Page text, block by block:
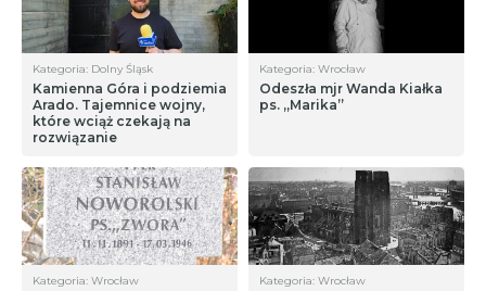
Kategoria: Dolny Śląsk
Kamienna Góra i podziemia
Arado. Tajemnice wojny,
które wciąż czekają na
rozwiązanie
Kategoria: Wrocław
Odeszła mjr Wanda Kiałka
ps. „Marika”
Kategoria: Wrocław Kategoria: Wrocław